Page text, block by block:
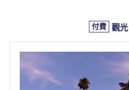
付費 觀光